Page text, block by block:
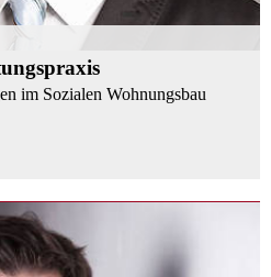
im Sozialen Wohnungsbau